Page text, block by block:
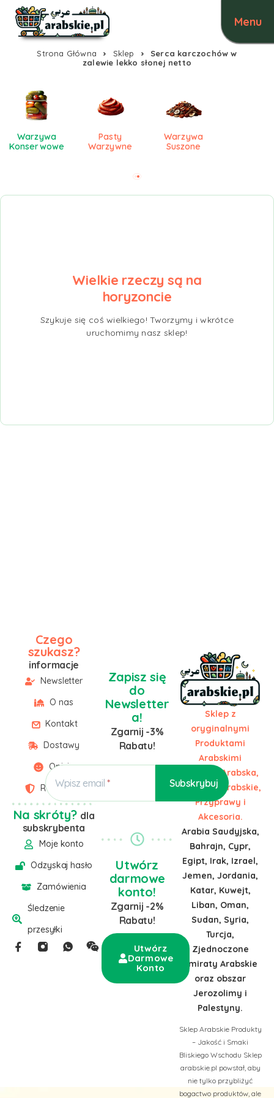
Strona Główna Sklep
Serca karczochów w
zalewie lekko słonej netto
Warzywa
Konserwowe
Pasty
Warzywne
Warzywa
Suszone
Wielkie rzeczy są na
horyzoncie
Szykuje się coś wielkiego! Tworzymy i wkrótce
uruchomimy nasz sklep!
Czego
szukasz?
informacje
Newsletter
O nas
Kontakt
Dostawy
Opinie
Regulamin
Na skróty? dla
subskrybenta
Moje konto
Odzyskaj hasło
Zamówienia
Śledzenie
przesyłki
Sklep z
oryginalnymi
Produktami
Arabskimi
Żywność Arabska,
Słodycze Arabskie,
Przyprawy i
Akcesoria.
Arabia Saudyjska,
Bahrajn, Cypr,
Egipt, Irak, Izrael,
Jemen, Jordania,
Katar, Kuwejt,
Liban, Oman,
Sudan, Syria,
Turcja,
Zjednoczone
Emiraty Arabskie
oraz obszar
Jerozolimy i
Palestyny.
Sklep Arabskie Produkty
– Jakość i Smaki
Bliskiego Wschodu Sklep
arabskie.pl powstał, aby
nie tylko przybliżyć
bogactwo produktów, ale
Zapisz się
do
Newsletter
a!
Zgarnij -3%
Rabatu!
Wpisz email
Utwórz
darmowe
konto!
Zgarnij -2%
Rabatu!
Utwórz
Darmowe
Konto